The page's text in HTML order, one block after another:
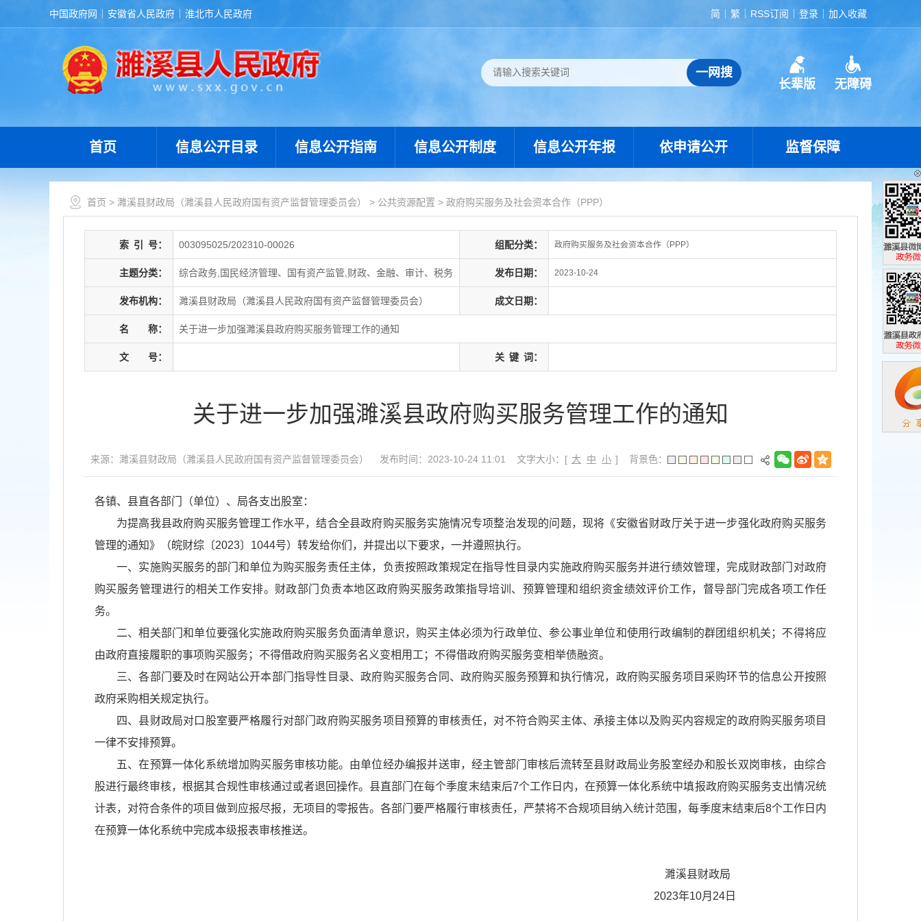
中国政府网 安徽省人民政府 淮北市人民政府 简 繁 RSS订阅 登录 加入收藏
长辈版 无障碍
首页 信息公开目录 信息公开指南 信息公开制度 信息公开年报 依申请公开 监督保障
首页 > 濉溪县财政局（濉溪县人民政府国有资产监督管理委员会） > 公共资源配置 > 政府购买服务及社会资本合作（PPP）
索 引 号： 003095025/202310-00026 组配分类： 政府购买服务及社会资本合作（PPP）
主题分类： 综合政务,国民经济管理、国有资产监管,财政、金融、审计、税务 发布日期： 2023-10-24
发布机构： 濉溪县财政局（濉溪县人民政府国有资产监督管理委员会） 成文日期：
名 称： 关于进一步加强濉溪县政府购买服务管理工作的通知
文 号： 关 键 词：
关于进一步加强濉溪县政府购买服务管理工作的通知
来源：濉溪县财政局（濉溪县人民政府国有资产监督管理委员会） 发布时间：2023-10-24 11:01 文字大小：[ 大 中 小 ] 背景色：
各镇、县直各部门（单位）、局各支出股室：
为提高我县政府购买服务管理工作水平，结合全县政府购买服务实施情况专项整治发现的问题，现将《安徽省财政厅关于进一步强化政府购买服务
管理的通知》（皖财综〔2023〕1044号）转发给你们，并提出以下要求，一并遵照执行。
一、实施购买服务的部门和单位为购买服务责任主体，负责按照政策规定在指导性目录内实施政府购买服务并进行绩效管理，完成财政部门对政府
购买服务管理进行的相关工作安排。财政部门负责本地区政府购买服务政策指导培训、预算管理和组织资金绩效评价工作，督导部门完成各项工作任
务。
二、相关部门和单位要强化实施政府购买服务负面清单意识，购买主体必须为行政单位、参公事业单位和使用行政编制的群团组织机关；不得将应
由政府直接履职的事项购买服务；不得借政府购买服务名义变相用工；不得借政府购买服务变相举债融资。
三、各部门要及时在网站公开本部门指导性目录、政府购买服务合同、政府购买服务预算和执行情况，政府购买服务项目采购环节的信息公开按照
政府采购相关规定执行。
四、县财政局对口股室要严格履行对部门政府购买服务项目预算的审核责任，对不符合购买主体、承接主体以及购买内容规定的政府购买服务项目
一律不安排预算。
五、在预算一体化系统增加购买服务审核功能。由单位经办编报并送审，经主管部门审核后流转至县财政局业务股室经办和股长双岗审核，由综合
股进行最终审核，根据其合规性审核通过或者退回操作。县直部门在每个季度末结束后7个工作日内，在预算一体化系统中填报政府购买服务支出情况统
计表，对符合条件的项目做到应报尽报，无项目的零报告。各部门要严格履行审核责任，严禁将不合规项目纳入统计范围，每季度末结束后8个工作日内
在预算一体化系统中完成本级报表审核推送。
濉溪县财政局
2023年10月24日
濉溪县政
政务微博
濉溪县政
政务微信